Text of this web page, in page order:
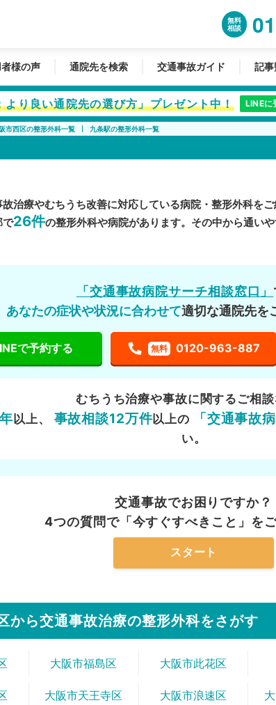
無料
相談
様の声 通院先を検索 交通事故ガイド 記
り良い通院先の選び方」プレゼント中！ LINEに
市西区の整形外科一覧 九条駅の整形外科一覧
治療やむちうち改善に対応している病院・整形外科をご
で26件の整形外科や病院があります。その中から通い
「交通事故病院サーチ相談窓口」
あなたの症状や状況に合わせて適切な通院先を
で予約する 無料 0120-963-887
むちうち治療や事故に関するご相談
以上、 事故相談12万件以上の 「交通事故
い。
交通事故でお困りですか？
4つの質問で「今すぐすべきこと」を
スタート
から交通事故治療の整形外科をさがす
大阪市福島区 大阪市此花区
大阪市天王寺区 大阪市浪速区